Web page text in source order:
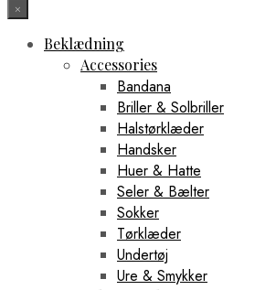
×
Beklædning
Accessories
Bandana
Briller & Solbriller
Halstørklæder
Handsker
Huer & Hatte
Seler & Bælter
Sokker
Tørklæder
Undertøj
Ure & Smykker